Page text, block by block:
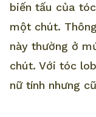
biến tấu của
một chút.
này thường ở
chút. Với tóc
nữ tính nhưng